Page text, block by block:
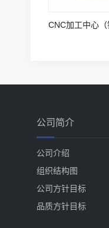
CNC加工中心（
公司简介
公司介绍
组织结构图
公司方针目标
品质方针目标